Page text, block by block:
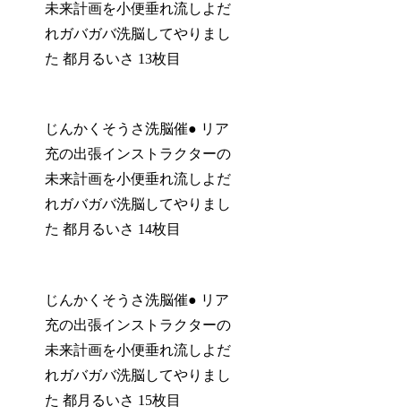
未来計画を小便垂れ流しよだ
れガバガバ洗脳してやりまし
た 都月るいさ 13枚目
じんかくそうさ洗脳催● リア
充の出張インストラクターの
未来計画を小便垂れ流しよだ
れガバガバ洗脳してやりまし
た 都月るいさ 14枚目
じんかくそうさ洗脳催● リア
充の出張インストラクターの
未来計画を小便垂れ流しよだ
れガバガバ洗脳してやりまし
た 都月るいさ 15枚目